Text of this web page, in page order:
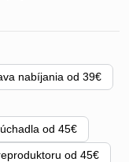
nabíjania od 39€
od 45€
od 45€